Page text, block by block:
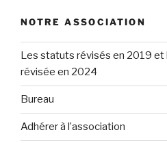
NOTRE ASSOCIATION
Les statuts révisés en 2019 et
révisée en 2024
Bureau
Adhérer à l’association